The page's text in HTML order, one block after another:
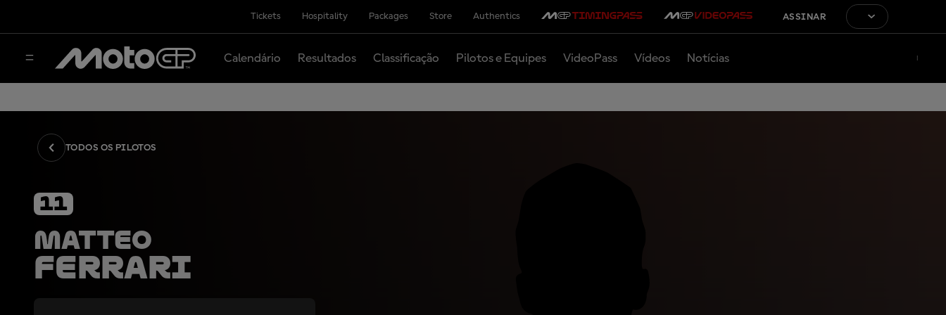
Tickets Hospitality Packages Store Authentics ASSINAR
Calendário Resultados Classificação Pilotos e Equipes VideoPass Vídeos Notícias
TODOS OS PILOTOS
11
Matteo
Ferrari